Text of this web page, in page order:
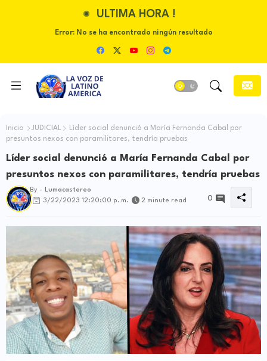
ULTIMA HORA !
Error:No se ha encontrado ningún resultado
Inicio JUDICIAL
Líder social denunció a María Fernanda Cabal por
presuntos nexos con paramilitares, tendría pruebas
Líder social denunció a María Fernanda Cabal por
presuntos nexos con paramilitares, tendría pruebas
By -
Lumacastereo
3/22/2023 12:20:00 p. m.
2 minute read 0